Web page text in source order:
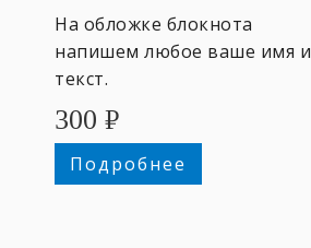
На обложке блокнота
напишем любое ваше имя и
текст.
300 ₽
Подробнее